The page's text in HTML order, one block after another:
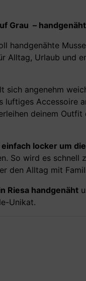
Grau –
handgenähte
Alltag, Urlaub und
sich angenehm
Accessoire
deinem
locker um
So wird es schnell
den Alltag mit
Riesa handgenäht
Unikat.